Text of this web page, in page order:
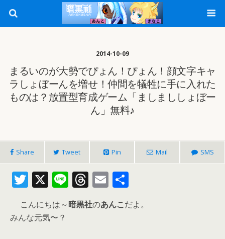
2014-10-09
まるいのが大勢でぴょん！ぴょん！顔文字キャ
ラしょぼーんを増せ！仲間を犠牲に手に入れた
ものは？放置型育成ゲーム「ましまししょぼー
ん」無料♪
Share Tweet Pin Mail SMS
T
w
itt
er
X Li
n
e
T
h
re
E
m
ai
有
こんにちは～暗黒社のあんこだよ。
みんな元気〜？